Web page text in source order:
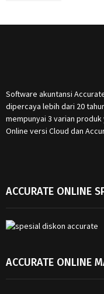
Software akuntansi
dipercaya lebih dari 20
mempunyai 3 varian
Online versi Cloud dan
ACCURATE ONLINE
ACCURATE ONLINE